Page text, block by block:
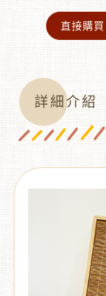
直接購買
詳細介紹